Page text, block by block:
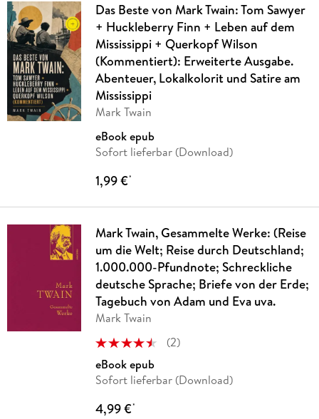
Das Beste von Mark Twain: Tom Sawyer
+ Huckleberry Finn + Leben auf dem
Mississippi + Querkopf Wilson
(Kommentiert): Erweiterte Ausgabe.
Abenteuer, Lokalkolorit und Satire am
Mississippi
Mark Twain
eBook epub
Sofort lieferbar (Download)
1,99 €*
Mark Twain, Gesammelte Werke: (Reise
um die Welt; Reise durch Deutschland;
1.000.000-Pfundnote; Schreckliche
deutsche Sprache; Briefe von der Erde;
Tagebuch von Adam und Eva uva.
Mark Twain
(2)
eBook epub
Sofort lieferbar (Download)
4,99 €*